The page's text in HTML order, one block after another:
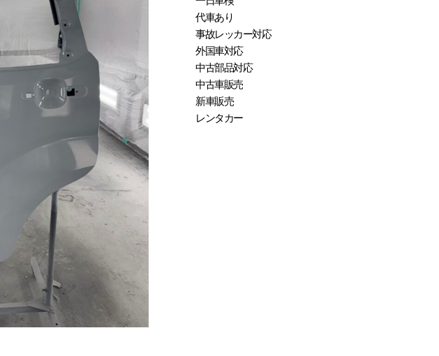
代車あり
事故レッカー対応
外国車対応
中古部品対応
中古車販売
新車販売
レンタカー